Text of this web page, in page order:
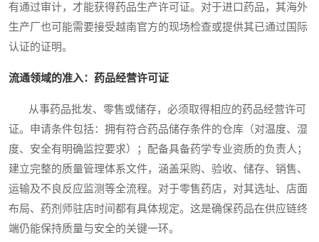
有通过审计，才能获得药品生产许可证。对于进口药品，其海外
生产厂也可能需要接受越南官方的现场检查或提供其已通过国际
认证的证明。
流通领域的准入：药品经营许可证
从事药品批发、零售或储存，必须取得相应的药品经营许可
证。申请条件包括：拥有符合药品储存条件的仓库（对温度、湿
度、安全有明确监控要求）；配备具备药学专业资质的负责人；
建立完整的质量管理体系文件，涵盖采购、验收、储存、销售、
运输及不良反应监测等全流程。对于零售药店，对其选址、店面
布局、药剂师驻店时间都有具体规定。这是确保药品在供应链终
端仍能保持质量与安全的关键一环。